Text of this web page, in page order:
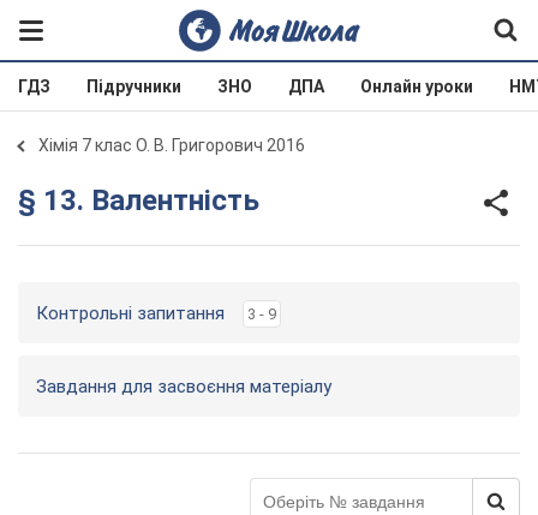
ГДЗ Підручники ЗНО ДПА Онлайн уроки
Хімія 7 клас О. В. Григорович 2016
§ 13. Валентність
Контрольні запитання 3 - 9
Завдання для засвоєння матеріалу